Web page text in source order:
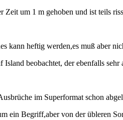
um 1 m gehoben und ist teils
kann heftig werden,es muß aber
beobachtet, der ebenfalls
im Superformat schon
ein Begriff,aber von der übleren